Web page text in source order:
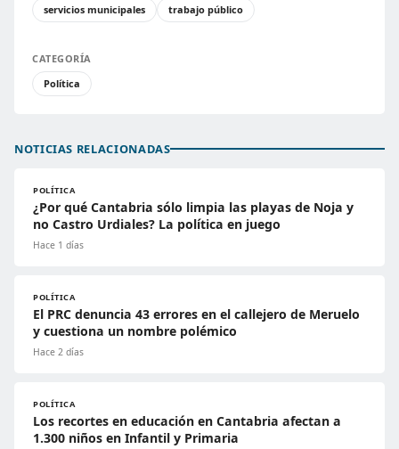
servicios municipales
trabajo público
CATEGORÍA
Política
NOTICIAS RELACIONADAS
POLÍTICA
¿Por qué Cantabria sólo limpia las playas de Noja y
no Castro Urdiales? La política en juego
Hace 1 días
POLÍTICA
El PRC denuncia 43 errores en el callejero de Meruelo
y cuestiona un nombre polémico
Hace 2 días
POLÍTICA
Los recortes en educación en Cantabria afectan a
1.300 niños en Infantil y Primaria